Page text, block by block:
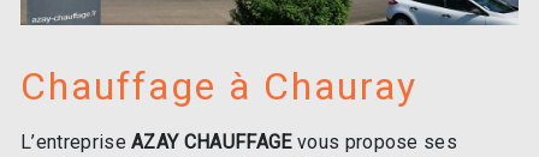
Chauffage à Chauray
L’entrepriseAZAY CHAUFFAGEvous propose ses